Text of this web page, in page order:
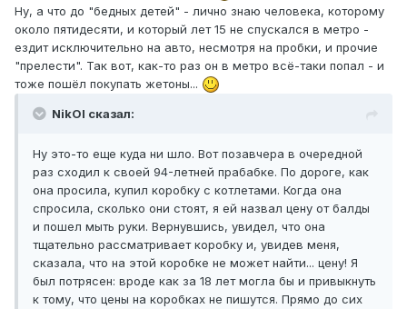
Ну, а что до "бедных детей" - лично знаю человека, которому
около пятидесяти, и который лет 15 не спускался в метро -
ездит исключительно на авто, несмотря на пробки, и прочие
"прелести". Так вот, как-то раз он в метро всё-таки попал - и
тоже пошёл покупать жетоны...
NikOl сказал:
Ну это-то еще куда ни шло. Вот позавчера в очередной
раз сходил к своей 94-летней прабабке. По дороге, как
она просила, купил коробку с котлетами. Когда она
спросила, сколько они стоят, я ей назвал цену от балды
и пошел мыть руки. Вернувшись, увидел, что она
тщательно рассматривает коробку и, увидев меня,
сказала, что на этой коробке не может найти... цену! Я
был потрясен: вроде как за 18 лет могла бы и привыкнуть
к тому, что цены на коробках не пишутся. Прямо до сих